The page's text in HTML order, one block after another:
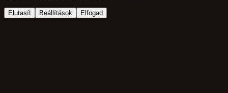
Elutasít Beállítások Elfogad